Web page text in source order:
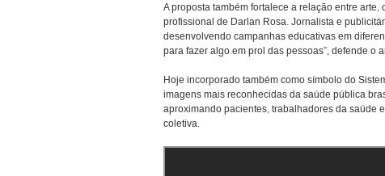
A proposta também fortalece a relação entre
profissional de Darlan Rosa. Jornalista e
desenvolvendo campanhas educativas em
para fazer algo em prol das pessoas”, defende o
Hoje incorporado também como símbolo do
imagens mais reconhecidas da saúde pública
aproximando pacientes, trabalhadores da saúde
coletiva.